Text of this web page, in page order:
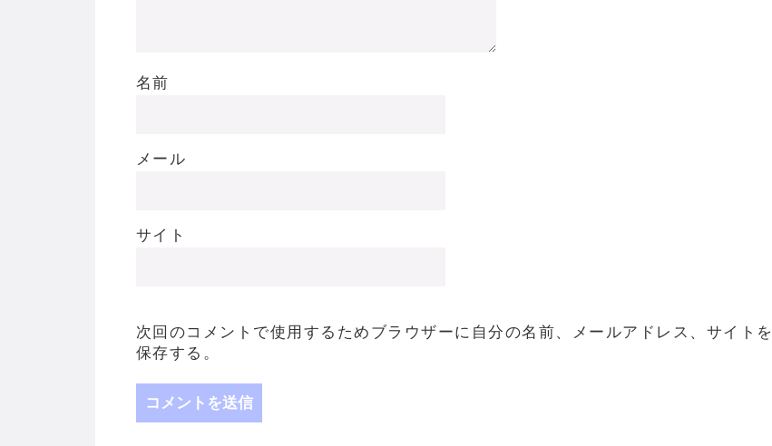
名前
メール
サイト
次回のコメントで使用するためブラウザーに自分の名前、メールアドレス、サイトを
保存する。